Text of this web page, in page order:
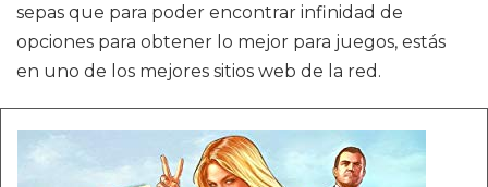
sepas que para poder encontrar infinidad de
opciones para obtener lo mejor para juegos, estás
en uno de los mejores sitios web de la red.